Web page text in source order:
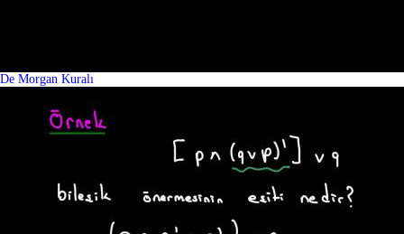
De Morgan Kuralı